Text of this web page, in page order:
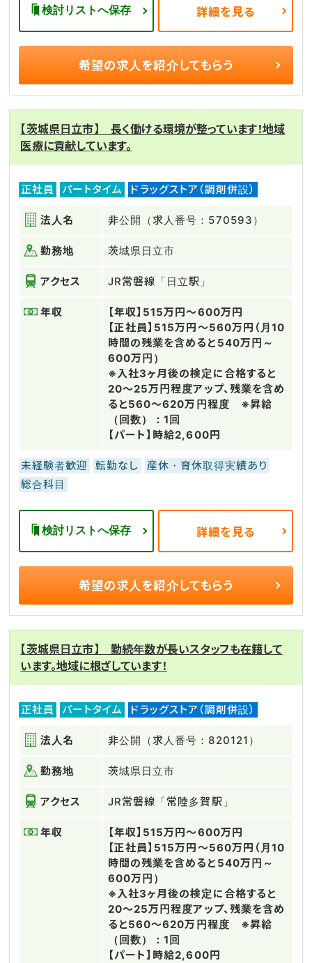
検討リストへ保存 詳細を見る
希望の求人を紹介してもらう
【茨城県日立市】 長く働ける環境が整っています！地域
医療に貢献しています。
正社員 パートタイム ドラッグストア（調剤併設）
法人名 非公開（求人番号：570593）
勤務地 茨城県日立市
アクセス JR常磐線「日立駅」
年収
【年収】515万円～600万円
【正社員】515万円～560万円（月10
時間の残業を含めると540万円～
600万円）
※入社3ヶ月後の検定に合格すると
20～25万円程度アップ、残業を含め
ると560～620万円程度 ※昇給
（回数）：1回
【パート】時給2,600円
未経験者歓迎 転勤なし
産休・育休取得実績あり
総合科目
検討リストへ保存 詳細を見る
希望の求人を紹介してもらう
【茨城県日立市】 勤続年数が長いスタッフも在籍して
います。地域に根ざしています！
正社員 パートタイム ドラッグストア（調剤併設）
法人名 非公開（求人番号：820121）
勤務地 茨城県日立市
アクセス JR常磐線「常陸多賀駅」
年収
【年収】515万円～600万円
【正社員】515万円～560万円（月10
時間の残業を含めると540万円～
600万円）
※入社3ヶ月後の検定に合格すると
20～25万円程度アップ、残業を含め
ると560～620万円程度 ※昇給
（回数）：1回
【パート】時給2,600円